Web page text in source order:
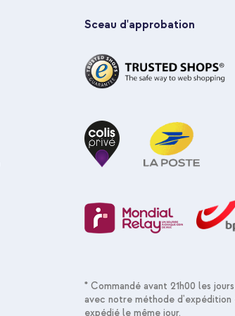
Selencia Étui portefeuille en
Protecteur d'écran en verre
Sceau d'approbation
* Commandé avant 21h00 les
avec notre méthode d'expédition
expédié le même jour.